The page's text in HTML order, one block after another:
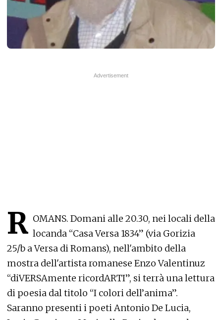
R OMANS. Domani alle 20.30, nei locali della
locanda “Casa Versa 1834” (via Gorizia
25/b a Versa di Romans), nell'ambito della
mostra dell'artista romanese Enzo Valentinuz
“diVERSAmente ricordARTI”, si terrà una lettura
di poesia dal titolo “I colori dell’anima”.
Saranno presenti i poeti Antonio De Lucia,